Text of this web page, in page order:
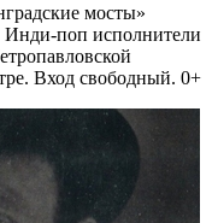
мосты»
Инди-поп исполнители
Вход свободный. 0+